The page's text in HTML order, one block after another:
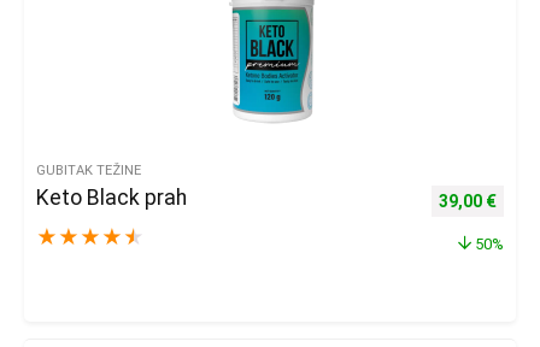
GUBITAK TEŽINE
Keto Black prah
★ ★ ★ ★ ★
Izvorna
39,00 €
50%